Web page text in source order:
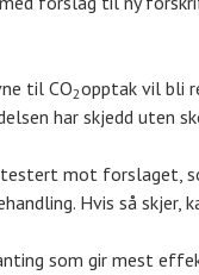
til CO2opptak vil bli
har skjedd uten
mot forslaget,
Hvis så skjer,
som gir mest